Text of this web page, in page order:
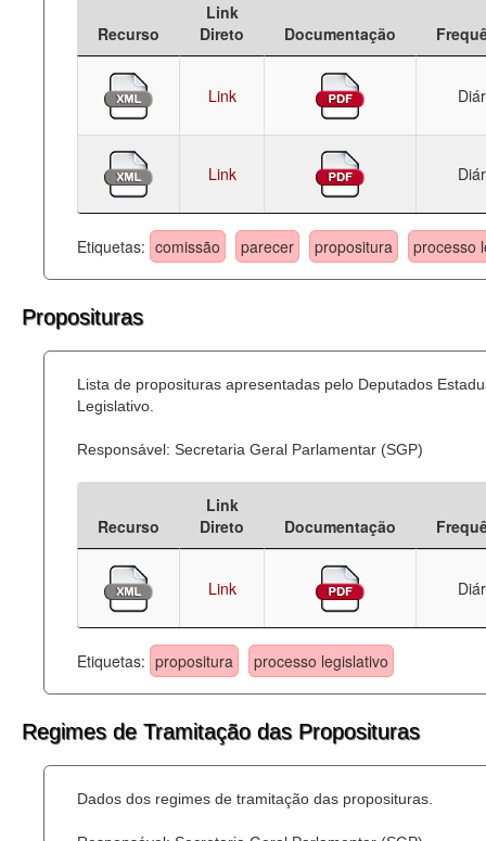
Recurso
Link
Direto
Documentação
Link
Link
Etiquetas: comissão parecer propositura processo
Proposituras
Lista de proposituras apresentadas pelo Deputados
Legislativo.
Responsável: Secretaria Geral Parlamentar (SGP)
Recurso
Link
Direto
Documentação
Link
Etiquetas: propositura processo legislativo
Regimes de Tramitação das Proposituras
Dados dos regimes de tramitação das proposituras.